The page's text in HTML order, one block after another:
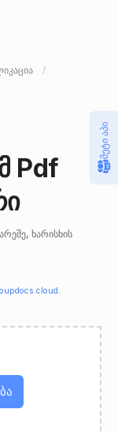
Pdf
ხარისხის
.
მეტი აპი